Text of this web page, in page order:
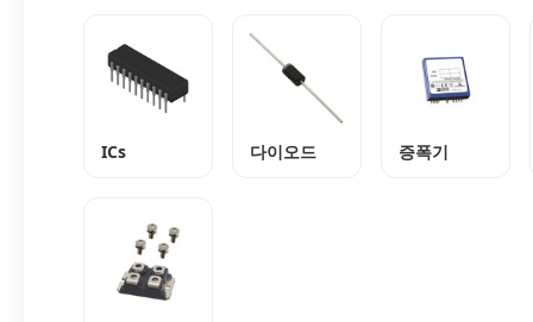
ICs 다이오드 증폭기